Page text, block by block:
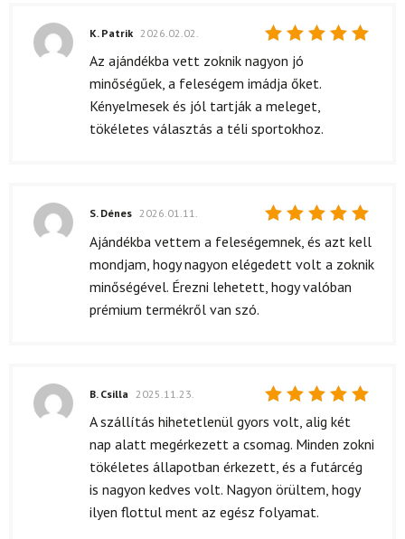
Értékelés:
5
/ 5
K. Patrik 2026.02.02.
Az ajándékba vett zoknik nagyon jó
minőségűek, a feleségem imádja őket.
Kényelmesek és jól tartják a meleget,
tökéletes választás a téli sportokhoz.
Értékelés:
/ 5
S. Dénes 2026.01.11.
Ajándékba vettem a feleségemnek, és azt kell
mondjam, hogy nagyon elégedett volt a zoknik
minőségével. Érezni lehetett, hogy valóban
prémium termékről van szó.
Értékelés:
/ 5
B. Csilla 2025.11.23.
A szállítás hihetetlenül gyors volt, alig két
nap alatt megérkezett a csomag. Minden zokni
tökéletes állapotban érkezett, és a futárcég
is nagyon kedves volt. Nagyon örültem, hogy
ilyen flottul ment az egész folyamat.